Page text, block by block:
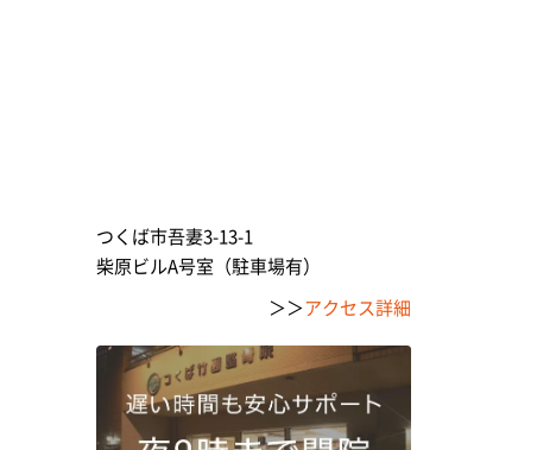
つくば市吾妻3-13-1
柴原ビルA号室（駐車場有）
＞＞アクセス詳細